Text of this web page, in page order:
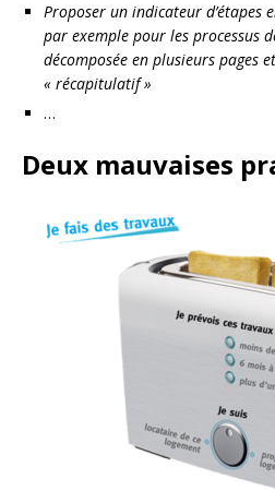
Proposer un indicateur d’étapes
par exemple pour les processus
décomposée en plusieurs pages
« récapitulatif »
…
Deux mauvaises